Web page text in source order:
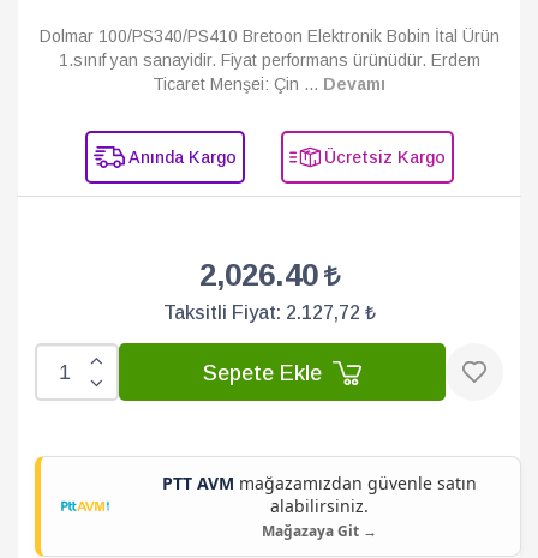
Dolmar 100/PS340/PS410 Bretoon Elektronik Bobin İtal Ürün
1.sınıf yan sanayidir. Fiyat performans ürünüdür. Erdem
Ticaret Menşei: Çin ... Devamı
Anında Kargo Ücretsiz Kargo
2,026.40
Taksitli Fiyat: 2.127,72 ₺
Sepete Ekle
PTT AVM mağazamızdan güvenle satın
alabilirsiniz.
Mağazaya Git →